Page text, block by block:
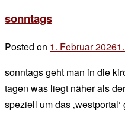
sonntags
Posted on 1. Februar 2026
sonntags geht man in die
tagen was liegt näher als
speziell um das